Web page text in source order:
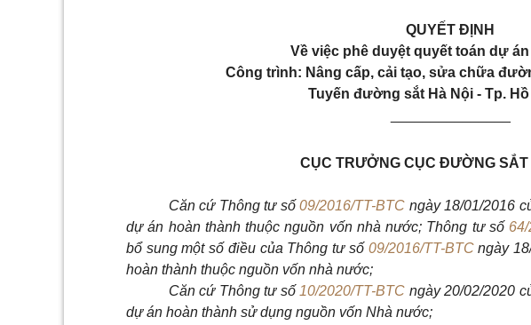
QUYẾT ĐỊNH
Về việc phê duyệt quyết toán dự
Công trình: Nâng cấp, cải tạo, sửa chữa
Tuyến đường sắt Hà Nội - Tp.
CỤC TRƯỞNG CỤC ĐƯỜNG SẮT
Căn cứ Thông tư số09/2016/TT-BTC ngày 18/01/2016
dự án hoàn thành thuộc nguồn vốn nhà nước; Thông tư số
bổ sung một số điều của Thông tư số 09/2016/TT-BTCngày
hoàn thành thuộc nguồn vốn nhà nước;
Căn cứ Thông tư số 10/2020/TT-BTC ngày 20/02/2020
dự án hoàn thành sử dụng nguồn vốn Nhà nước;